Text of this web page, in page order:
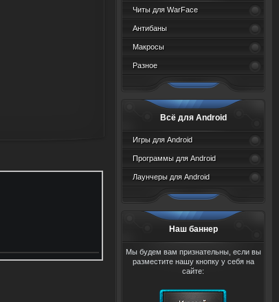
Читы для WarFace
Антибаны
Макросы
Разное
Всё для Android
Игры для Android
Программы для Android
Лаунчеры для Android
Наш баннер
Мы будем вам признательны, если вы
разместите нашу кнопку у себя на
сайте: